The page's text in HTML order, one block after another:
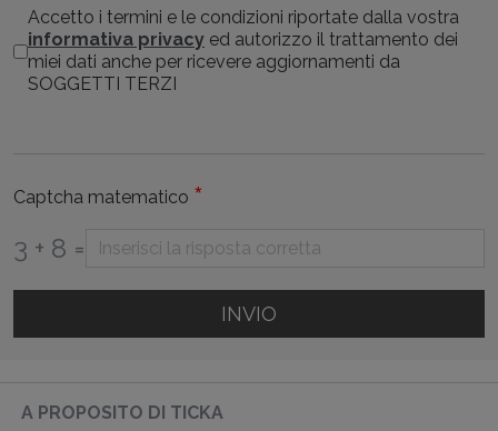
Accetto i termini e le condizioni riportate dalla vostra
informativa privacy ed autorizzo il trattamento dei
miei dati anche per ricevere aggiornamenti da
SOGGETTI TERZI
Captcha matematico *
3 + 8 =
INVIO
A PROPOSITO DI TICKA